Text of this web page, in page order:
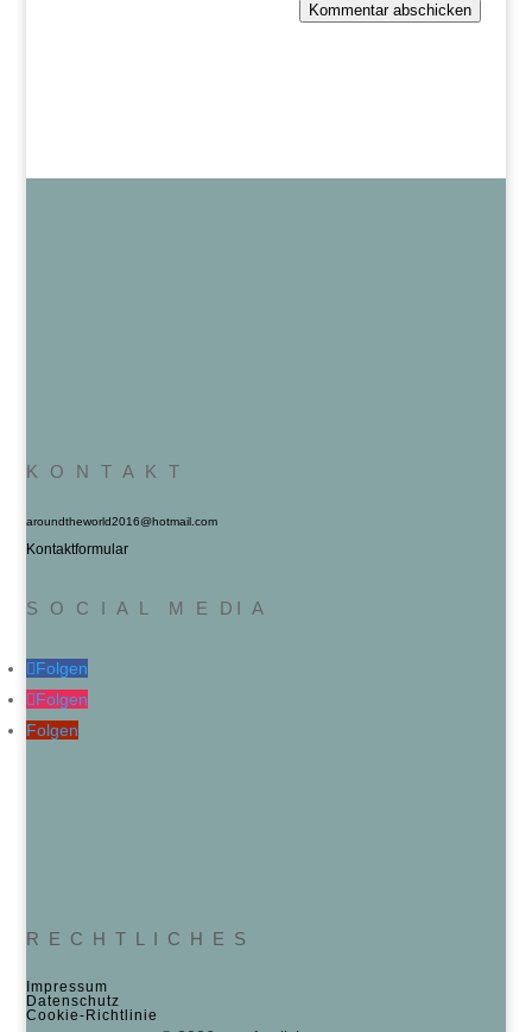
Kommentar abschicken
K O N T A K T
aroundtheworld2016@hotmail.com
Kontaktformular
S O C I A L M E DI A
Folgen
Folgen
Folgen
R E C H T L I C H E S
Impressum
Datenschutz
Cookie‑Richtlinie